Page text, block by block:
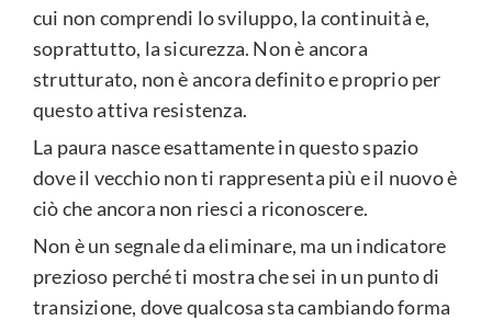
cui non comprendi lo sviluppo, la continuità e,
soprattutto, la sicurezza. Non è ancora
strutturato, non è ancora definito e proprio per
questo attiva resistenza.
La paura nasce esattamente in questo spazio
dove il vecchio non ti rappresenta più e il nuovo è
ciò che ancora non riesci a riconoscere.
Non è un segnale da eliminare, ma un indicatore
prezioso perché ti mostra che sei in un punto di
transizione, dove qualcosa sta cambiando forma